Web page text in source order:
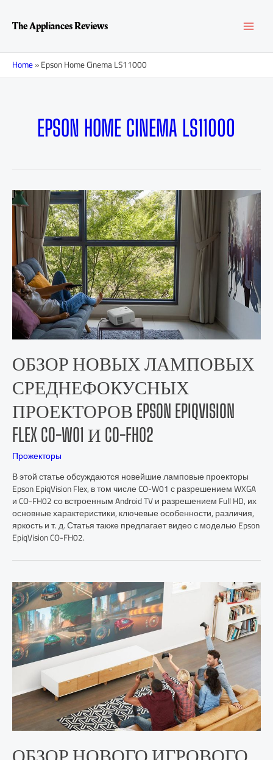
содержимому
The Appliances Reviews
Home»Epson Home Cinema LS11000
EPSON HOME CINEMA LS11000
ОБЗОР НОВЫХ ЛАМПОВЫХ
СРЕДНЕФОКУСНЫХ
ПРОЕКТОРОВ EPSON EPIQVISION
FLEX CO-W01 И CO-FH02
Прожекторы
В этой статье обсуждаются новейшие ламповые проекторы
Epson EpiqVision Flex, в том числе CO-W01 с разрешением WXGA
и CO-FH02 со встроенным Android TV и разрешением Full HD, их
основные характеристики, ключевые особенности, различия,
яркость и т. д. Статья также предлагает видео с моделью Epson
EpiqVision CO-FH02.
ОБЗОР НОВОГО ИГРОВОГО